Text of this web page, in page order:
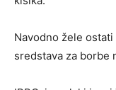
Navodno žele
sredstava za borbe